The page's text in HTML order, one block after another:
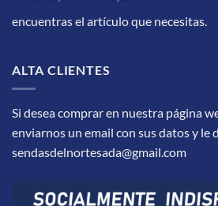
encuentras el artículo que necesitas.
ALTA CLIENTES
Si desea comprar en nuestra página
enviarnos un email con sus datos y le
sendasdelnortesada@gmail.com